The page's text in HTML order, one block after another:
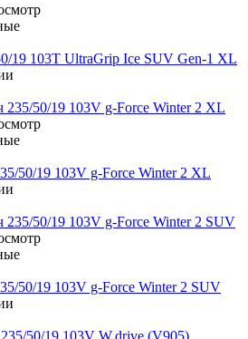
19 103T UltraGrip Ice SUV Gen-1 XL
50/19 103V g-Force Winter 2 XL
50/19 103V g-Force Winter 2 SUV